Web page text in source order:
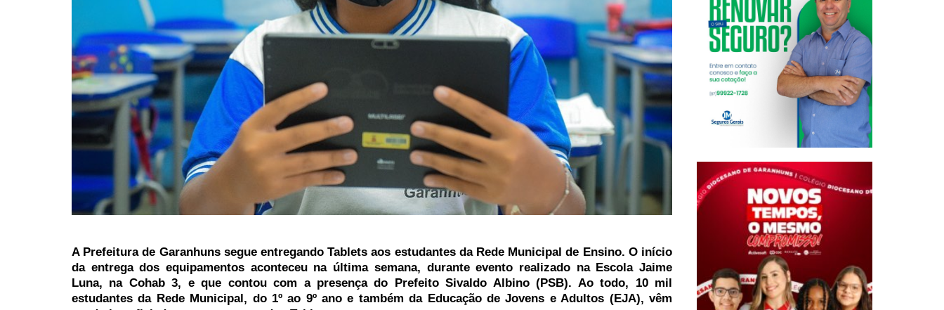
A Prefeitura de Garanhuns segue entregando Tablets aos estudantes da Rede Municipal de Ensino. O início
da entrega dos equipamentos aconteceu na última semana, durante evento realizado na Escola Jaime
Luna, na Cohab 3, e que contou com a presença do Prefeito Sivaldo Albino (PSB). Ao todo, 10 mil
estudantes da Rede Municipal, do 1º ao 9º ano e também da Educação de Jovens e Adultos (EJA), vêm